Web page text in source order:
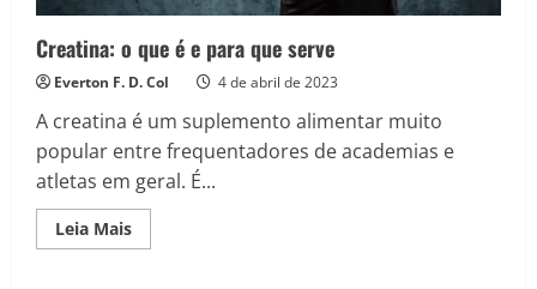
Creatina: o que é e para que serve
Everton F. D. Col 4 de abril de 2023
A creatina é um suplemento alimentar muito
popular entre frequentadores de academias e
atletas em geral. É...
Leia MaisRead
more